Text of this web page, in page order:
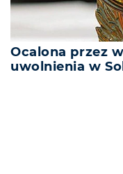
Ocalona przez
uwolnienia w